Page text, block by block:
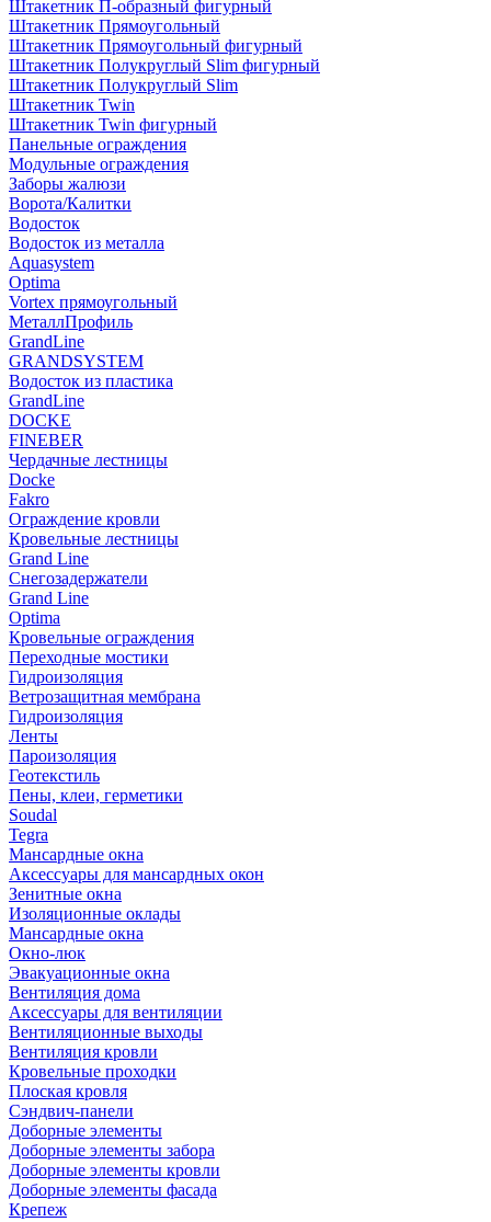
Штакетник П-образный фигурный
Штакетник Прямоугольный
Штакетник Прямоугольный фигурный
Штакетник Полукруглый Slim фигурный
Штакетник Полукруглый Slim
Штакетник Twin
Штакетник Twin фигурный
Панельные ограждения
Модульные ограждения
Заборы жалюзи
Ворота/Калитки
Водосток
Водосток из металла
Aquasystem
Optima
Vortex прямоугольный
МеталлПрофиль
GrandLine
GRANDSYSTEM
Водосток из пластика
GrandLine
DOCKE
FINEBER
Чердачные лестницы
Docke
Fakro
Ограждение кровли
Кровельные лестницы
Grand Line
Снегозадержатели
Grand Line
Optima
Кровельные ограждения
Переходные мостики
Гидроизоляция
Ветрозащитная мембрана
Гидроизоляция
Ленты
Пароизоляция
Геотекстиль
Пены, клеи, герметики
Soudal
Tegra
Мансардные окна
Аксессуары для мансардных окон
Зенитные окна
Изоляционные оклады
Мансардные окна
Окно-люк
Эвакуационные окна
Вентиляция дома
Аксессуары для вентиляции
Вентиляционные выходы
Вентиляция кровли
Кровельные проходки
Плоская кровля
Сэндвич-панели
Доборные элементы
Доборные элементы забора
Доборные элементы кровли
Доборные элементы фасада
Крепеж